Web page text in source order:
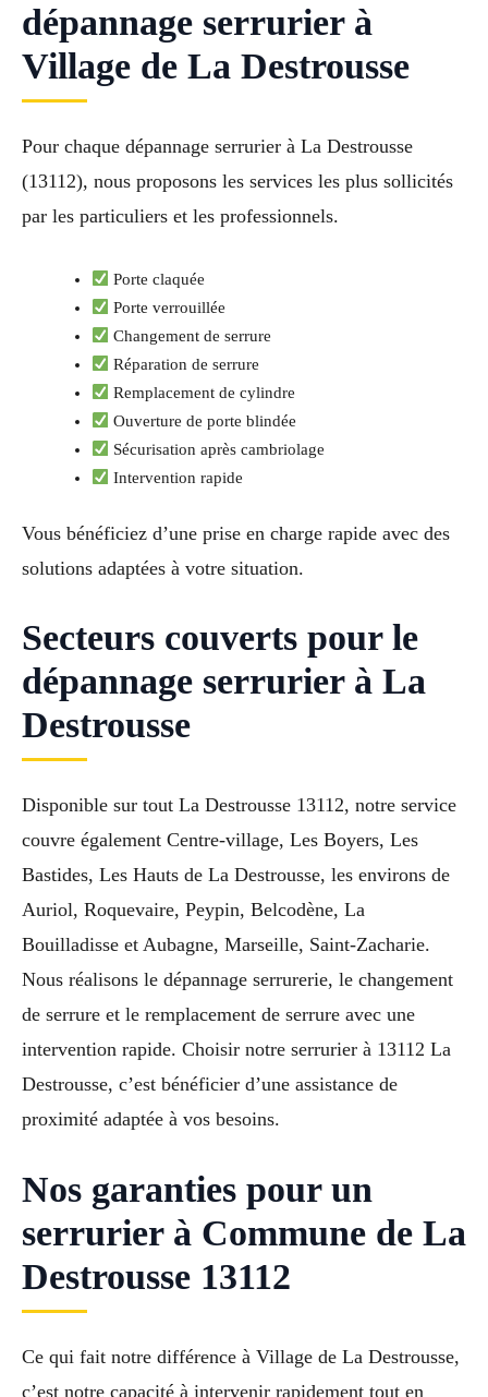
dépannage serrurier à
Village de La Destrousse
Pour chaque dépannage serrurier à La Destrousse
(13112), nous proposons les services les plus sollicités
par les particuliers et les professionnels.
Porte claquée
Porte verrouillée
Changement de serrure
Réparation de serrure
Remplacement de cylindre
Ouverture de porte blindée
Sécurisation après cambriolage
Intervention rapide
Vous bénéficiez d’une prise en charge rapide avec des
solutions adaptées à votre situation.
Secteurs couverts pour le
dépannage serrurier à La
Destrousse
Disponible sur tout La Destrousse 13112, notre service
couvre également Centre-village, Les Boyers, Les
Bastides, Les Hauts de La Destrousse, les environs de
Auriol, Roquevaire, Peypin, Belcodène, La
Bouilladisse et Aubagne, Marseille, Saint-Zacharie.
Nous réalisons le dépannage serrurerie, le changement
de serrure et le remplacement de serrure avec une
intervention rapide. Choisir notre serrurier à 13112 La
Destrousse, c’est bénéficier d’une assistance de
proximité adaptée à vos besoins.
Nos garanties pour un
serrurier à Commune de La
Destrousse 13112
Ce qui fait notre différence à Village de La Destrousse,
c’est notre capacité à intervenir rapidement tout en